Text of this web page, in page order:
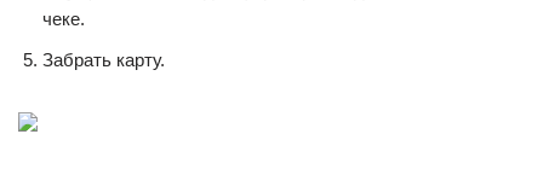
чеке.
Забрать карту.